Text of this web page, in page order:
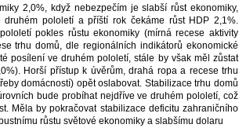
2,0%, když nebezpečím je slabší růst ekonomiky,
pololetí a příští rok čekáme růst HDP 2,1%.
pokles růstu ekonomiky (mírná recese aktivity
trhu domů, dle regionálních indikátorů ekonomické
posílení ve druhém pololetí, stále by však měl zůstat
Horší přístup k úvěrům, drahá ropa a recese trhu
domácností) opět oslabovat. Stabilizace trhu domů
bude probíhat nejdříve ve druhém pololetí, což
Měla by pokračovat stabilizace deficitu zahraničního
růstu světové ekonomiky a slabšímu dolaru